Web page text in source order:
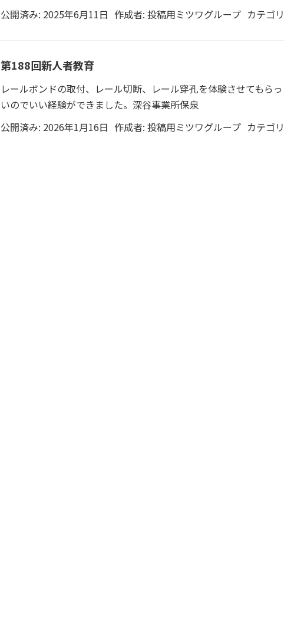
公開済み: 2025年6月11日 作成者: 投稿用ミツワグループ カテゴ
第188回新人者教育
レールボンドの取付、レール切断、レール穿孔を体験させてもら
いのでいい経験ができました。深谷事業所保泉
公開済み: 2026年1月16日 作成者: 投稿用ミツワグループ カテゴ